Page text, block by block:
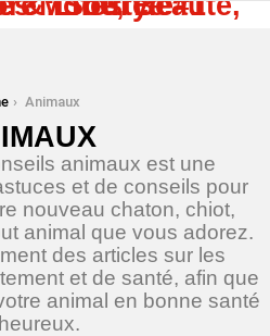
Animaux
animaux est une
et de conseils pour
nouveau chaton, chiot,
animal que vous adorez.
des articles sur les
et de santé, afin que
animal en bonne santé